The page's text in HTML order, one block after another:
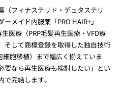
（フィナステリド・デュタステリ
メイド内服薬「PRO HAIR+」
医療（PRP毛髪再生医療・VFD療
そして商標登録を取得した独自技術
細胞移植）まで幅広く揃えていま
要なら再生医療も検討したい」とい
完結します。